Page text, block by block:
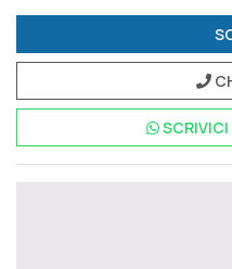
Ruota di scorta di dimensioni
SCRIVICI